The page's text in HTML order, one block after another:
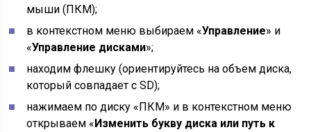
мыши (ПКМ);
в контекстном меню выбираем «Управление» и
«Управление дисками»;
находим флешку (ориентируйтесь на объем диска,
который совпадает с SD);
нажимаем по диску «ПКМ» и в контекстном меню
открываем «Изменить букву диска или путь к